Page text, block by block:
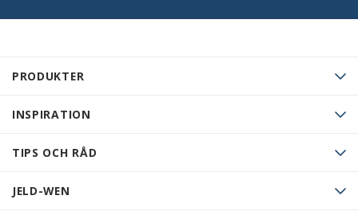
PRODUKTER
INSPIRATION
TIPS OCH RÅD
JELD-WEN